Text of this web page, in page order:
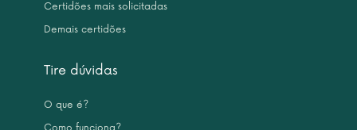
Certidões mais solicitadas
Demais certidões
Tire dúvidas
O que é?